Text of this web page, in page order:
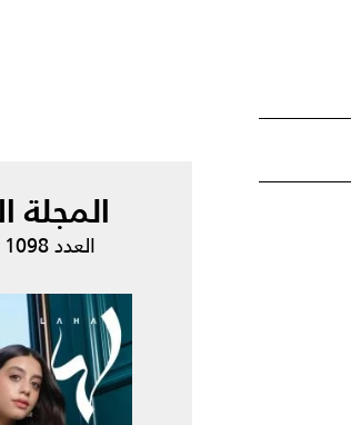
المجلة
العدد 1098 | تموز 2026